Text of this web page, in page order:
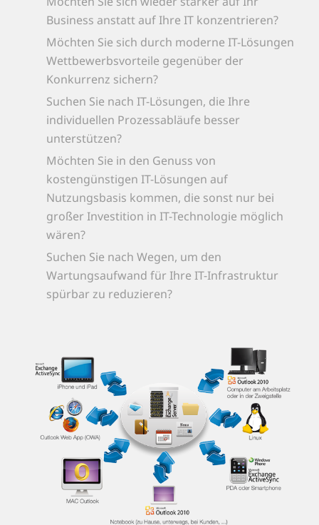
Business anstatt auf Ihre IT konzentrieren?
Möchten Sie sich durch moderne IT-Lösungen
Wettbewerbsvorteile gegenüber der
Konkurrenz sichern?
Suchen Sie nach IT-Lösungen, die Ihre
individuellen Prozessabläufe besser
unterstützen?
Möchten Sie in den Genuss von
kostengünstigen IT-Lösungen auf
Nutzungsbasis kommen, die sonst nur bei
großer Investition in IT-Technologie möglich
wären?
Suchen Sie nach Wegen, um den
Wartungsaufwand für Ihre IT-Infrastruktur
spürbar zu reduzieren?